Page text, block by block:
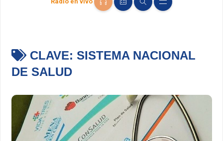
CLAVE: SISTEMA NACIONAL
DE SALUD